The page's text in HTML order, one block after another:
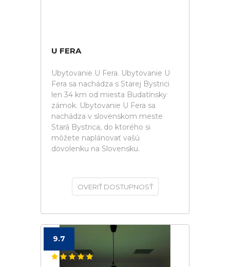
U FERA
Ubytovanie U Fera. Ubytovanie U
Fera sa nachádza s Starej Bystrici
len 34 km od miesta Budatínsky
zámok. Ubytovanie U Fera sa
nachádza v slovenskom meste
Stará Bystrica, do ktorého si
môžete naplánovať vašú
dovolenku na Slovensku.
OVERIŤ DOSTUPNOSŤ
9.7